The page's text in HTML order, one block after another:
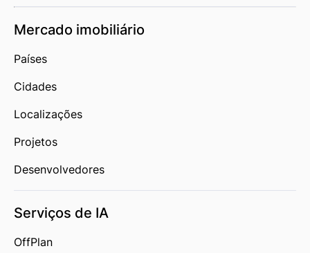
Mercado imobiliário
Países
Cidades
Localizações
Projetos
Desenvolvedores
Serviços de IA
OffPlan